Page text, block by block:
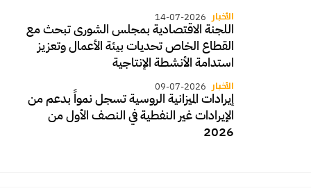
الأخبار 14-07-2026
اللجنة الاقتصادية بمجلس الشورى تبحث مع
القطاع الخاص تحديات بيئة الأعمال وتعزيز
استدامة الأنشطة الإنتاجية
الأخبار 09-07-2026
إيرادات الميزانية الروسية تسجل نمواً بدعم من
الإيرادات غير النفطية في النصف الأول من
2026